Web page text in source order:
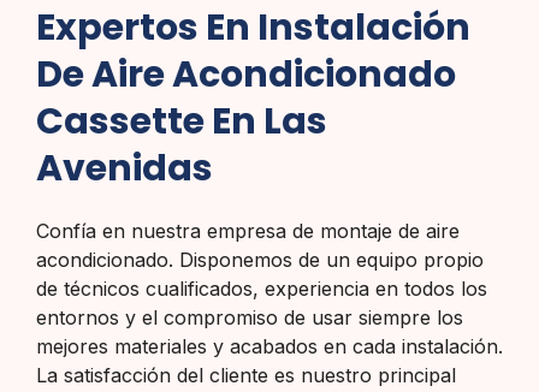
Expertos En Instalación
De Aire Acondicionado
Cassette En Las
Avenidas
Confía en nuestra empresa de montaje de aire
acondicionado. Disponemos de un equipo propio
de técnicos cualificados, experiencia en todos los
entornos y el compromiso de usar siempre los
mejores materiales y acabados en cada instalación.
La satisfacción del cliente es nuestro principal